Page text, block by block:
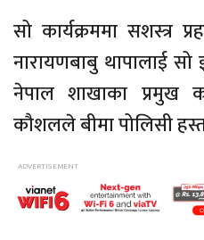
सो कार्यक्रममा सशस्त्र
नारायणबाबु थापालाई सो
नेपाल शाखाका प्रमुख
कौशलले बीमा पोलिसी